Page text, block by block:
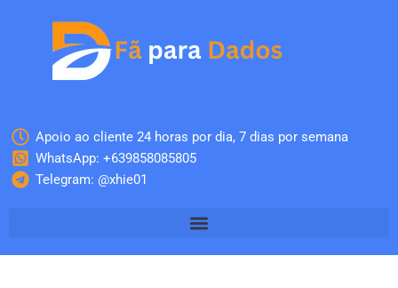
Apoio ao cliente 24 horas por dia, 7 dias por semana
WhatsApp: +639858085805
Telegram: @xhie01